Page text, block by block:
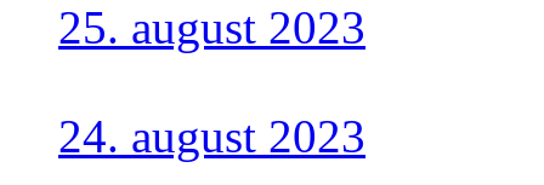
25. august 2023
24. august 2023